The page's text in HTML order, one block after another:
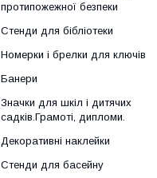
протипожежної безпеки
Стенди для бібліотеки
Номерки і брелки для ключів
Банери
Значки для шкіл і дитячих
садків.Грамоті, дипломи.
Декоративні наклейки
Стенди для басейну